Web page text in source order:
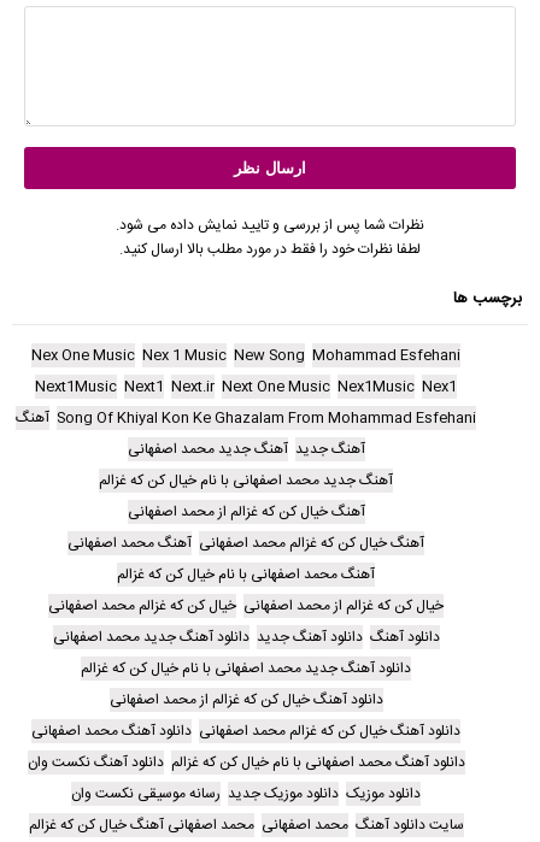
نظرات شما پس از بررسی و تایید نمایش داده می شود.
لطفا نظرات خود را فقط در مورد مطلب بالا ارسال کنید.
برچسب ها
Mohammad Esfehani
New Song
Nex 1 Music
Nex One Music
Nex1
Nex1Music
Next One Music
Next.ir
Next1
Next1Music
Song Of Khiyal Kon Ke Ghazalam From Mohammad Esfehani آهنگ
آهنگ جدید آهنگ جدید محمد اصفهانی
آهنگ جدید محمد اصفهانی با نام خیال کن که غزالم
آهنگ خیال کن که غزالم از محمد اصفهانی
آهنگ خیال کن که غزالم محمد اصفهانی آهنگ محمد اصفهانی
آهنگ محمد اصفهانی با نام خیال کن که غزالم
خیال کن که غزالم از محمد اصفهانی خیال کن که غزالم محمد اصفهانی
دانلود آهنگ دانلود آهنگ جدید دانلود آهنگ جدید محمد اصفهانی
دانلود آهنگ جدید محمد اصفهانی با نام خیال کن که غزالم
دانلود آهنگ خیال کن که غزالم از محمد اصفهانی
دانلود آهنگ خیال کن که غزالم محمد اصفهانی دانلود آهنگ محمد اصفهانی
دانلود آهنگ محمد اصفهانی با نام خیال کن که غزالم دانلود آهنگ نکست وان
دانلود موزیک دانلود موزیک جدید رسانه موسیقی نکست وان
سایت دانلود آهنگ محمد اصفهانی محمد اصفهانی آهنگ خیال کن که غزالم